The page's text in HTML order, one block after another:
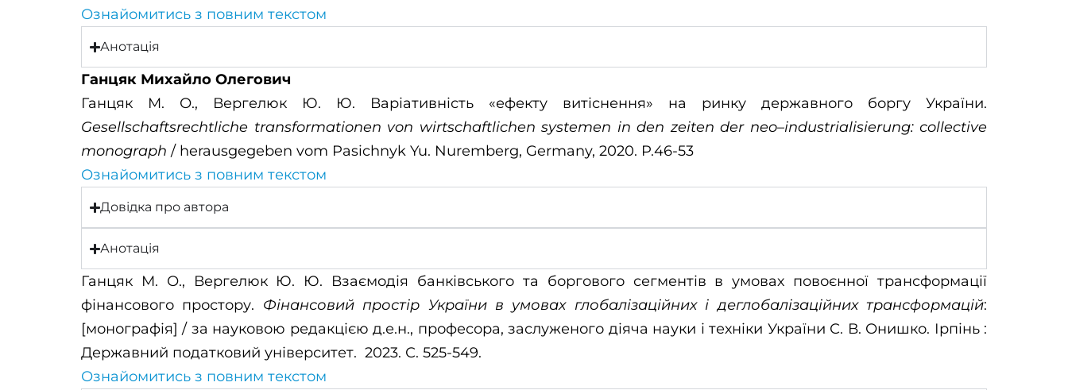
Ознайомитись з повним текстом
Анотація
Ганцяк Михайло Олегович
Ганцяк М. О., Вергелюк Ю. Ю. Варіативність «ефекту витіснення» на ринку державного боргу України.
Gesellschaftsrechtliche transformationen von wirtschaftlichen systemen in den zeiten der neo–industrialisierung: сollective
monograph / herausgegeben vom Pasichnyk Yu. Nuremberg, Germany, 2020. P.46-53
Ознайомитись з повним текстом
Довідка про автора
Анотація
Ганцяк М. О., Вергелюк Ю. Ю. Взаємодія банківського та боргового сегментів в умовах повоєнної трансформації
фінансового простору. Фінансовий простір України в умовах глобалізаційних і деглобалізаційних трансформацій:
[монографія] / за науковою редакцією д.е.н., професора, заслуженого діяча науки і техніки України С. В. Онишко. Ірпінь :
Державний податковий університет. 2023. С. 525-549.
Ознайомитись з повним текстом